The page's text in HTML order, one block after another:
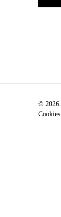
© 2026
Cookies